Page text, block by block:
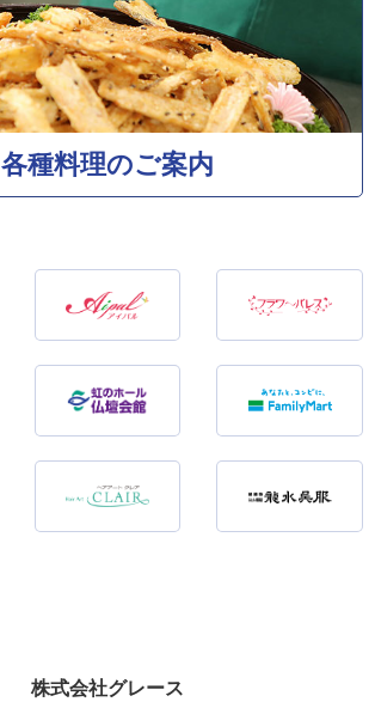
各種料理のご案内
株式会社グレース